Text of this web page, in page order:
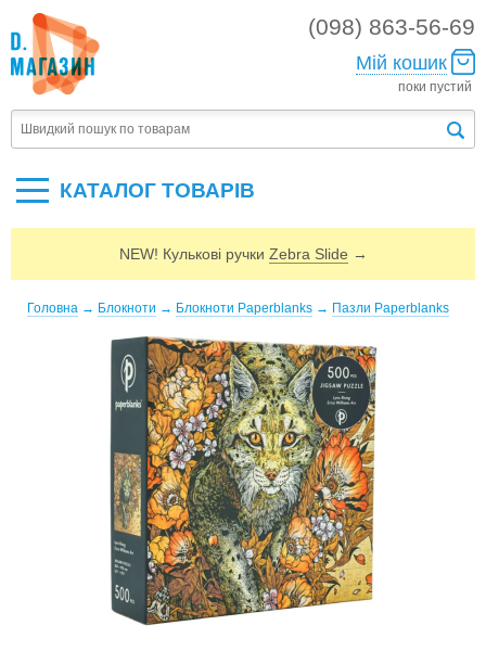
(098) 863-56-69
Мій кошик
поки пустий
КАТАЛОГ ТОВАРIВ
NEW! Кулькові ручки Zebra Slide →
Головна → Блокноти → Блокноти Paperblanks → Пазли Paperblanks